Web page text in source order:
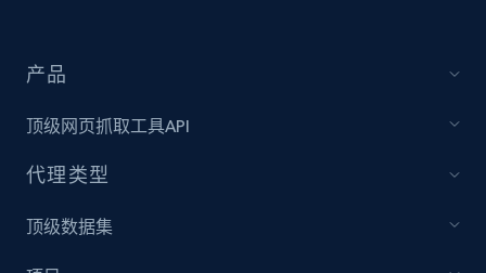
产品
顶级网页抓取工具API
代理类型
顶级数据集